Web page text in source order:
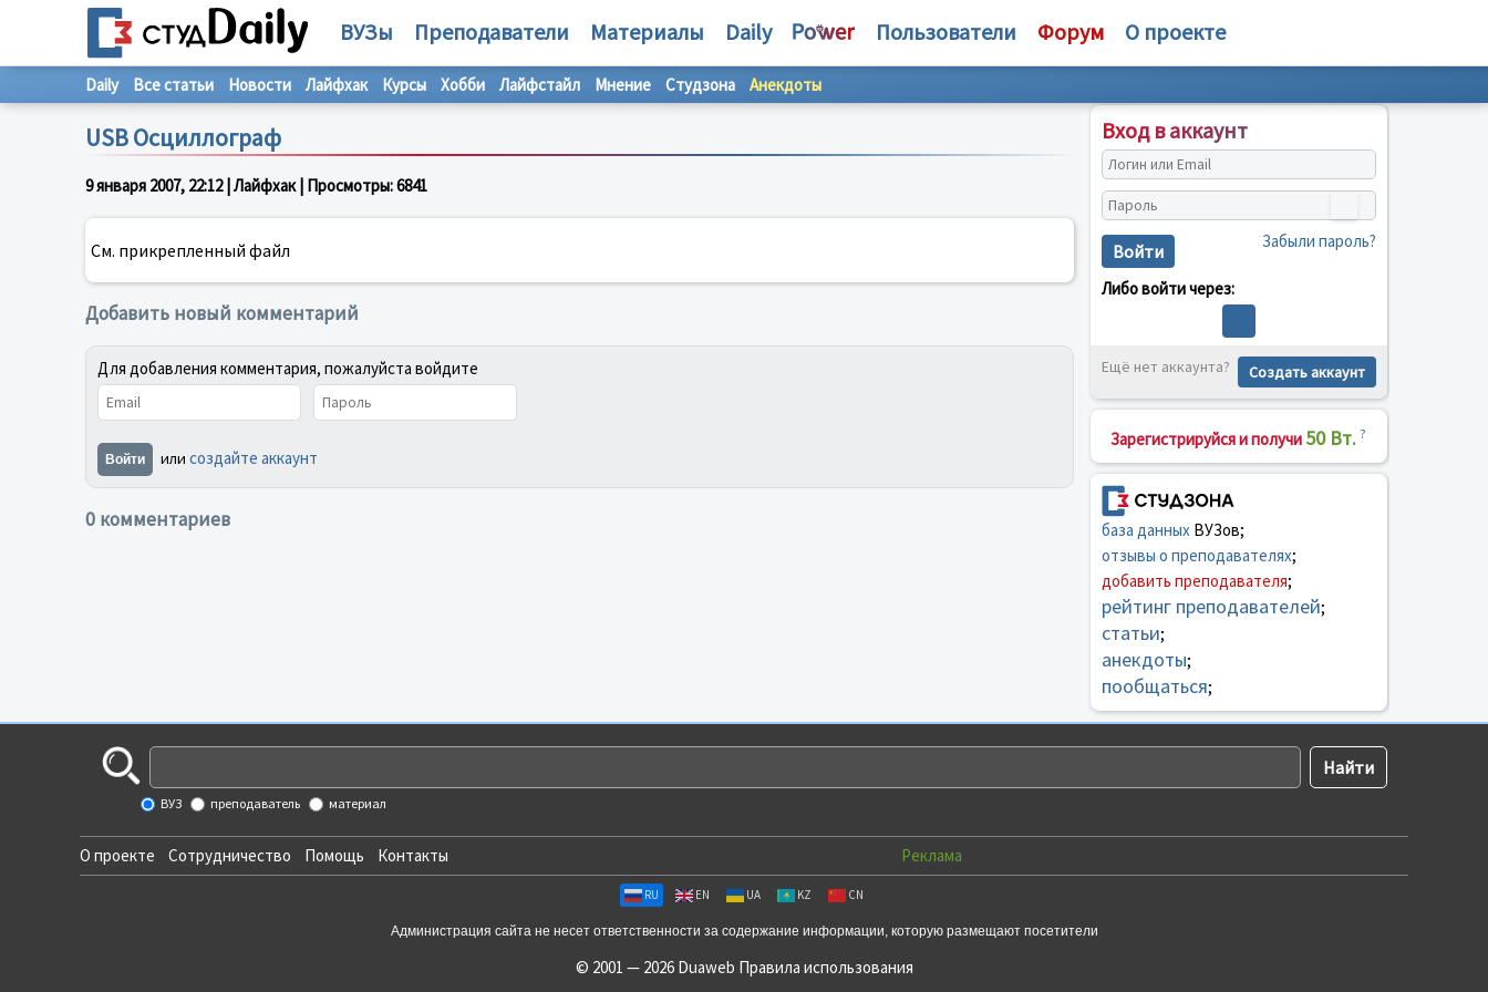
ВУЗы Преподаватели Материалы Daily Пользователи Форум О проекте
USB Осциллограф
9 января 2007, 22:12| Лайфхак | Просмотры:6841
Daily Все статьи Новости Лайфхак Курсы Хобби Лайфстайл Мнение Студзона Анекдоты
См. прикрепленный файл
Добавить новый комментарий
Для добавления комментария, пожалуйста войдите
Войти или создайте аккаунт
0 комментариев
Вход в аккаунт
Войти Забыли пароль?
Либо войти через:
Ещё нет аккаунта? Создать аккаунт
Зарегистрируйся и получи 50 Вт. ?
база данныхВУЗов;
отзывы о преподавателях;
добавить преподавателя;
рейтинг преподавателей;
статьи;
анекдоты;
пообщаться;
ВУЗ преподаватель материал
О проекте Сотрудничество Помощь Контакты Реклама
RU EN UA KZ CN
Администрация сайта не несет ответственности за содержание информации, которую размещают посетители
© 2001 — 2026 Duaweb Правила использования